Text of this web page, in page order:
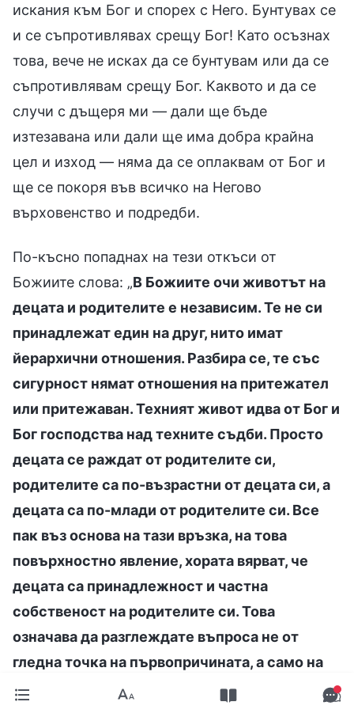
искания към Бог и спорех с Него. Бунтувах се
и се съпротивлявах срещу Бог! Като осъзнах
това, вече не исках да се бунтувам или да се
съпротивлявам срещу Бог. Каквото и да се
случи с дъщеря ми — дали ще бъде
изтезавана или дали ще има добра крайна
цел и изход — няма да се оплаквам от Бог и
ще се покоря във всичко на Негово
върховенство и подредби.
По-късно попаднах на тези откъси от
Божиите слова: „В Божиите очи животът на
децата и родителите е независим. Те не си
принадлежат един на друг, нито имат
йерархични отношения. Разбира се, те със
сигурност нямат отношения на притежател
или притежаван. Техният живот идва от Бог и
Бог господства над техните съдби. Просто
децата се раждат от родителите си,
родителите са по-възрастни от децата си, а
децата са по-млади от родителите си. Все
пак въз основа на тази връзка, на това
повърхностно явление, хората вярват, че
децата са принадлежност и частна
собственост на родителите си. Това
означава да разглеждате въпроса не от
гледна точка на първопричината, а само на
повърхностното ниво, въз основа на плътта и